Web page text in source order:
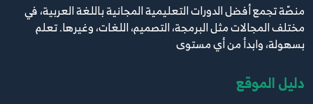
11
11.11
2:34
12
12.12
4:28
منصّة تجمع أفضل الدورات التعليمية المجانية باللغة العربية، في
مختلف المجالات مثل البرمجة، التصميم، اللغات، وغيرها. تعلم
بسهولة، وابدأ من أي مستوى
دليل الموقع